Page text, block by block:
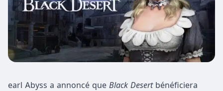
earl Abyss a annoncé que Black Desertbénéficiera